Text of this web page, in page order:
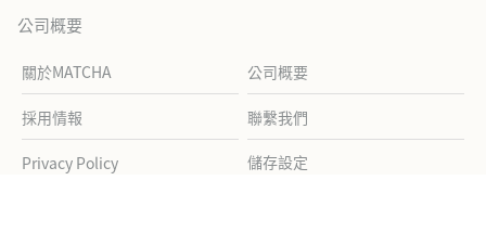
公司概要
關於MATCHA 公司概要
採用情報 聯繫我們
Privacy Policy 儲存設定